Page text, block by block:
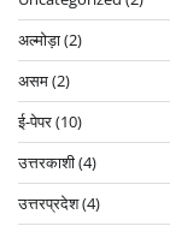
अल्मोड़ा(2)
असम(2)
ई-पेपर(10)
उत्तरकाशी(4)
उत्तरप्रदेश(4)